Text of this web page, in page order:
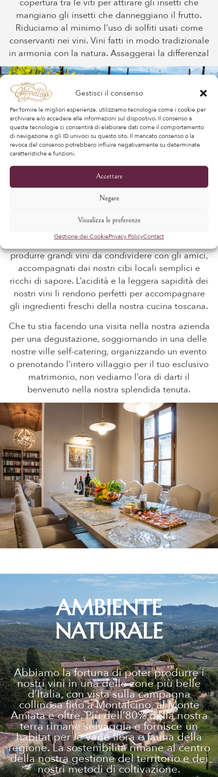
Gestisci il consenso
Per fornire le migliori esperienze, utilizziamo tecnologie come i cookie per
archiviare e/o accedere alle informazioni sul dispositivo. Il consenso a
queste tecnologie ci consentirà di elaborare dati come il comportamento
di navigazione o gli ID univoci su questo sito. Il mancato consenso o la
revoca del consenso potrebbero influire negativamente su determinate
caratteristiche e funzioni.
Accettare
Negare
Visualizza le preferenze
Gestione dei CookiePrivacy PolicyContact
mangiano gli insetti che danneggiano il frutto.
Riduciamo al minimo l’uso di solfiti usati come
conservanti nei vini. Vini fatti in modo tradizionale
in armonia con la natura. Assaggerai la differenza!
NON SOLO UN VIGNETO
MA UN LUOGO DA VISITARE
La tradizione toscana è sempre stata quella di
produrre grandi vini da condividere con gli amici,
accompagnati dai nostri cibi locali semplici e
ricchi di sapore. L’acidità e la leggera sapidità dei
nostri vini li rendono perfetti per accompagnare
gli ingredienti freschi della nostra cucina toscana.
Che tu stia facendo una visita nella nostra azienda
per una degustazione, soggiornando in una delle
nostre ville self-catering, organizzando un evento
o prenotando l’intero villaggio per il tuo esclusivo
matrimonio, non vediamo l’ora di darti il
benvenuto nella nostra splendida tenuta.
AMBIENTE
NATURALE
Abbiamo la fortuna di poter produrre i
nostri vini in una delle zone più belle
d’Italia, con vista sulla campagna
collinosa fino a Montalcino, al Monte
Amiata e oltre. Più dell’80% della nostra
terra rimane selvaggia e fornisce un
habitat per le varie flora e fauna della
regione. La sostenibilità rimane al centro
della nostra gestione del territorio e dei
nostri metodi di coltivazione.